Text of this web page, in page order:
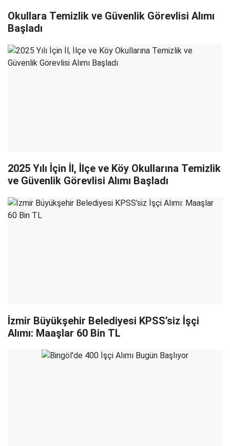
Okullara Temizlik ve Güvenlik Görevlisi Alımı
Başladı
2025 Yılı İçin İl, İlçe ve Köy Okullarına Temizlik
ve Güvenlik Görevlisi Alımı Başladı
İzmir Büyükşehir Belediyesi KPSS’siz İşçi
Alımı: Maaşlar 60 Bin TL